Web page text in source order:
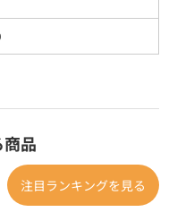
品
注目ランキングを見る